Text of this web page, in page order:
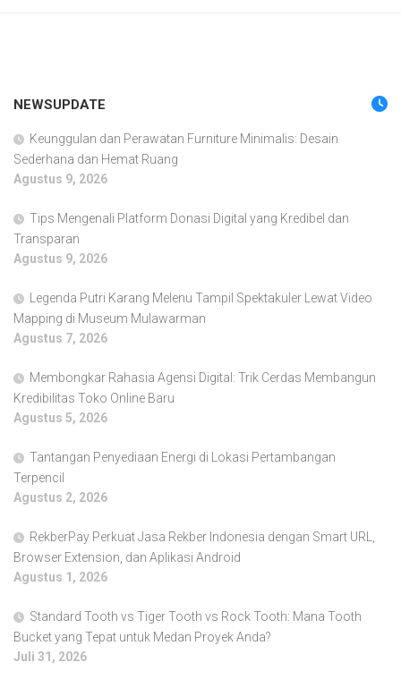
NEWSUPDATE
Keunggulan dan Perawatan Furniture Minimalis: Desain
Sederhana dan Hemat Ruang
Agustus 9, 2026
Tips Mengenali Platform Donasi Digital yang Kredibel dan
Transparan
Agustus 9, 2026
Legenda Putri Karang Melenu Tampil Spektakuler Lewat Video
Mapping di Museum Mulawarman
Agustus 7, 2026
Membongkar Rahasia Agensi Digital: Trik Cerdas Membangun
Kredibilitas Toko Online Baru
Agustus 5, 2026
Tantangan Penyediaan Energi di Lokasi Pertambangan
Terpencil
Agustus 2, 2026
RekberPay Perkuat Jasa Rekber Indonesia dengan Smart URL,
Browser Extension, dan Aplikasi Android
Agustus 1, 2026
Standard Tooth vs Tiger Tooth vs Rock Tooth: Mana Tooth
Bucket yang Tepat untuk Medan Proyek Anda?
Juli 31, 2026